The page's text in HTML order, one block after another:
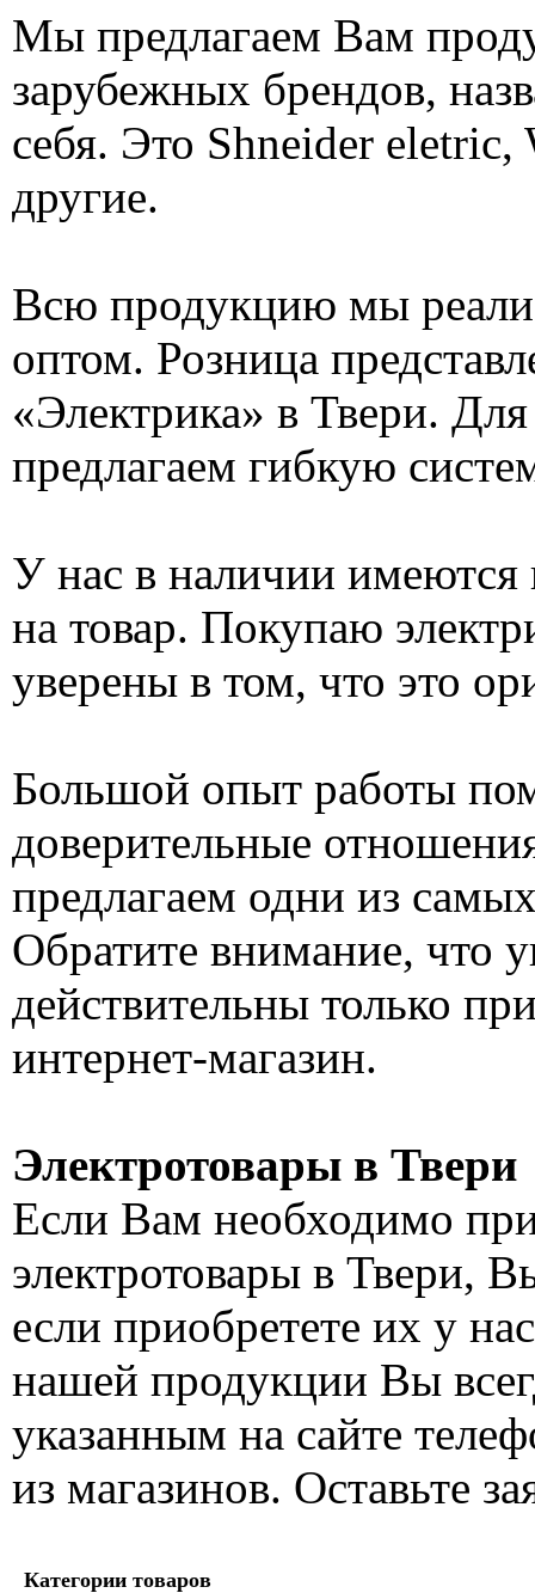
Мы предлагаем Вам
зарубежных брендов,
себя. Это Shneider
другие.
Всю продукцию мы
оптом. Розница
«Электрика» в Твери.
предлагаем гибкую
У нас в наличии имеются
на товар. Покупаю
уверены в том, что это
Большой опыт работы
доверительные
предлагаем одни из
Обратите внимание, что
действительны только
интернет-магазин.
Электротовары в Твери
Если Вам необходимо
электротовары в Твери,
если приобретете их у
нашей продукции Вы
указанным на сайте
из магазинов. Оставьте
Категории товаров